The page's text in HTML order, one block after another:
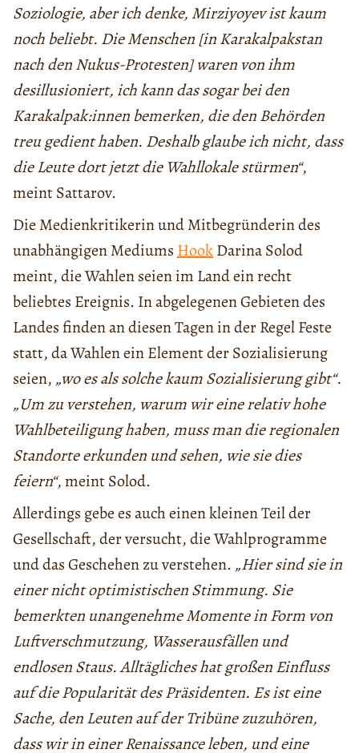
Soziologie, aber ich denke, Mirziyoyev ist kaum
noch beliebt. Die Menschen [in Karakalpakstan
nach den Nukus-Protesten] waren von ihm
desillusioniert, ich kann das sogar bei den
Karakalpak:innen bemerken, die den Behörden
treu gedient haben. Deshalb glaube ich nicht, dass
die Leute dort jetzt die Wahllokale stürmen“,
meint Sattarov.
Die Medienkritikerin und Mitbegründerin des
unabhängigen Mediums HookDarina Solod
meint, die Wahlen seien im Land ein recht
beliebtes Ereignis. In abgelegenen Gebieten des
Landes finden an diesen Tagen in der Regel Feste
statt, da Wahlen ein Element der Sozialisierung
seien, „wo es als solche kaum Sozialisierung gibt“.
„Um zu verstehen, warum wir eine relativ hohe
Wahlbeteiligung haben, muss man die regionalen
Standorte erkunden und sehen, wie sie dies
feiern“, meint Solod.
Allerdings gebe es auch einen kleinen Teil der
Gesellschaft, der versucht, die Wahlprogramme
und das Geschehen zu verstehen. „Hier sind sie in
einer nicht optimistischen Stimmung. Sie
bemerkten unangenehme Momente in Form von
Luftverschmutzung, Wasserausfällen und
endlosen Staus. Alltägliches hat großen Einfluss
auf die Popularität des Präsidenten. Es ist eine
Sache, den Leuten auf der Tribüne zuzuhören,
dass wir in einer Renaissance leben, und eine